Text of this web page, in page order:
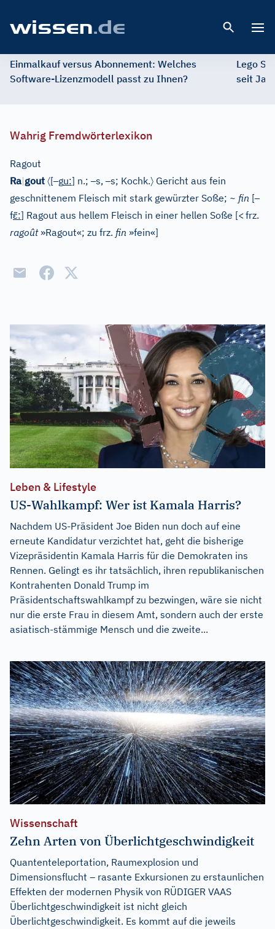
Einmalkauf versus Abonnement: Welches
Software-Lizenzmodell passt zu Ihnen?
Lego
seit
Wahrig Fremdwörterlexikon
Ragout
Ra|gout 〈[–gu:] n.;–s,–s; Kochk.〉 Gericht aus fein
geschnittenem Fleisch mit stark gewürzter Soße; ~ fin [–
fɛ̃:] Ragout aus hellem Fleisch in einer hellen Soße [<frz.
ragoût»Ragout«; zu frz. fin »fein«]
Leben & Lifestyle
US-Wahlkampf: Wer ist Kamala Harris?
Nachdem US-Präsident Joe Biden nun doch auf eine
erneute Kandidatur verzichtet hat, geht die bisherige
Vizepräsidentin Kamala Harris für die Demokraten ins
Rennen. Gelingt es ihr tatsächlich, ihren republikanischen
Kontrahenten Donald Trump im
Präsidentschaftswahlkampf zu bezwingen, wäre sie nicht
nur die erste Frau in diesem Amt, sondern auch der erste
asiatisch-stämmige Mensch und die zweite...
Wissenschaft
Zehn Arten von Überlichtgeschwindigkeit
Quantenteleportation, Raumexplosion und
Dimensionsflucht – rasante Exkursionen zu erstaunlichen
Effekten der modernen Physik von RÜDIGER VAAS
Überlichtgeschwindigkeit ist nicht gleich
Überlichtgeschwindigkeit. Es kommt auf die jeweils